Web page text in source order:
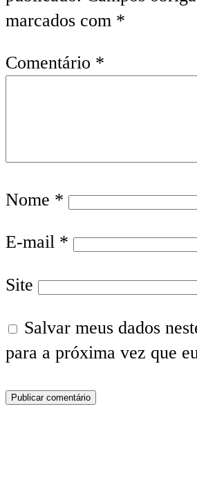
marcados com *
Comentário *
Nome *
E-mail *
Site
Salvar meus dados
para a próxima vez que